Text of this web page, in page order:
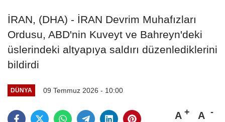
İRAN, (DHA) - İRAN Devrim Muhafızları
Ordusu, ABD'nin Kuveyt ve Bahreyn'deki
üslerindeki altyapıya saldırı düzenlediklerini
bildirdi
DÜNYA 09 Temmuz 2026 - 10:00
A A